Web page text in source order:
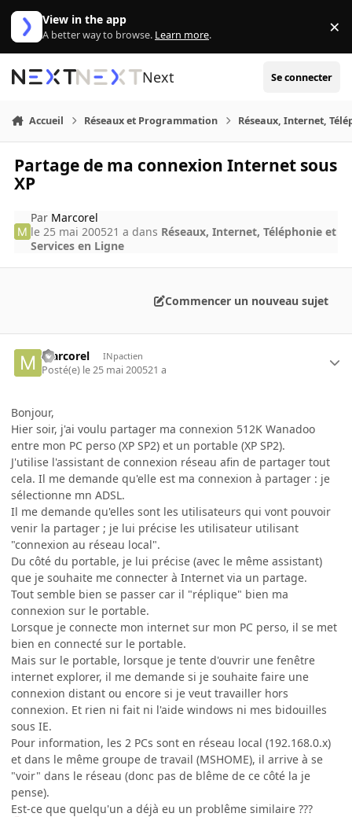
Aller au contenu
View in the app
A better way to browse. Learn more. ×
Next Se connecter
Accueil Réseaux et Programmation Réseaux, Internet,
Partage de ma connexion Internet sous
XP
Par Marcorel
le 25 mai 200521 a dans Réseaux, Internet, Téléphonie et
Services en Ligne
Commencer un nouveau sujet
Marcorel INpactien
Posté(e) le 25 mai 200521 a
Bonjour,
Hier soir, j'ai voulu partager ma connexion 512K Wanadoo
entre mon PC perso (XP SP2) et un portable (XP SP2).
J'utilise l'assistant de connexion réseau afin de partager tout
cela. Il me demande qu'elle est ma connexion à partager : je
sélectionne mn ADSL.
Il me demande qu'elles sont les utilisateurs qui vont pouvoir
venir la partager ; je lui précise les utilisateur utilisant
"connexion au réseau local".
Du côté du portable, je lui précise (avec le même assistant)
que je souhaite me connecter à Internet via un partage.
Tout semble bien se passer car il "réplique" bien ma
connexion sur le portable.
Lorsque je connecte mon internet sur mon PC perso, il se met
bien en connecté sur le portable.
Mais sur le portable, lorsque je tente d'ouvrir une fenêtre
internet explorer, il me demande si je souhaite faire une
connexion distant ou encore si je veut travailler hors
connexion. Et rien ni fait ni l'aide windows ni mes bidouilles
sous IE.
Pour information, les 2 PCs sont en réseau local (192.168.0.x)
et dans le même groupe de travail (MSHOME), il arrive à se
"voir" dans le réseau (donc pas de blême de ce côté la je
pense).
Est-ce que quelqu'un a déjà eu un problême similaire ???